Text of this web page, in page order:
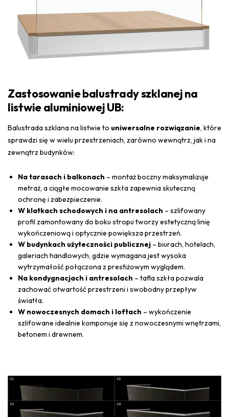
Zastosowanie balustrady szklanej na
listwie aluminiowej UB:
Balustrada szklana na listwie to uniwersalne rozwiązanie, które
sprawdzi się w wielu przestrzeniach, zarówno wewnątrz, jak i na
zewnątrz budynków:
Na tarasach i balkonach – montaż boczny maksymalizuje
metraż, a ciągłe mocowanie szkła zapewnia skuteczną
ochronę i zabezpieczenie.
W klatkach schodowych i na antresolach – szlifowany
profil zamontowany do boku stropu tworzy estetyczną linię
wykończeniową i optycznie powiększa przestrzeń.
W budynkach użyteczności publicznej – biurach, hotelach,
galeriach handlowych, gdzie wymagana jest wysoka
wytrzymałość połączona z prestiżowym wyglądem.
Na kondygnacjach i antresolach – tafla szkła pozwala
zachować otwartość przestrzeni i swobodny przepływ
światła.
W nowoczesnych domach i loftach – wykończenie
szlifowane idealnie komponuje się z nowoczesnymi wnętrzami,
betonem i drewnem.